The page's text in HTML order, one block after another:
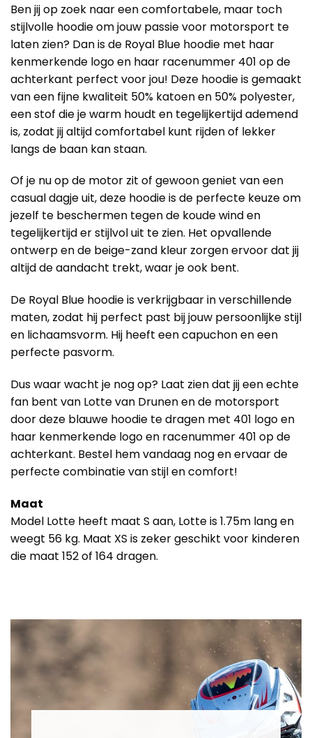
Ben jij op zoek naar een comfortabele, maar toch
stijlvolle hoodie om jouw passie voor motorsport te
laten zien? Dan is de Royal Blue hoodie met haar
kenmerkende logo en haar racenummer 401 op de
achterkant perfect voor jou! Deze hoodie is gemaakt
van een fijne kwaliteit 50% katoen en 50% polyester,
een stof die je warm houdt en tegelijkertijd ademend
is, zodat jij altijd comfortabel kunt rijden of lekker
langs de baan kan staan.
Of je nu op de motor zit of gewoon geniet van een
casual dagje uit, deze hoodie is de perfecte keuze om
jezelf te beschermen tegen de koude wind en
tegelijkertijd er stijlvol uit te zien. Het opvallende
ontwerp en de beige-zand kleur zorgen ervoor dat jij
altijd de aandacht trekt, waar je ook bent.
De Royal Blue hoodie is verkrijgbaar in verschillende
maten, zodat hij perfect past bij jouw persoonlijke stijl
en lichaamsvorm. Hij heeft een capuchon en een
perfecte pasvorm.
Dus waar wacht je nog op? Laat zien dat jij een echte
fan bent van Lotte van Drunen en de motorsport
door deze blauwe hoodie te dragen met 401 logo en
haar kenmerkende logo en racenummer 401 op de
achterkant. Bestel hem vandaag nog en ervaar de
perfecte combinatie van stijl en comfort!
Maat
Model Lotte heeft maat S aan, Lotte is 1.75m lang en
weegt 56 kg. Maat XS is zeker geschikt voor kinderen
die maat 152 of 164 dragen.